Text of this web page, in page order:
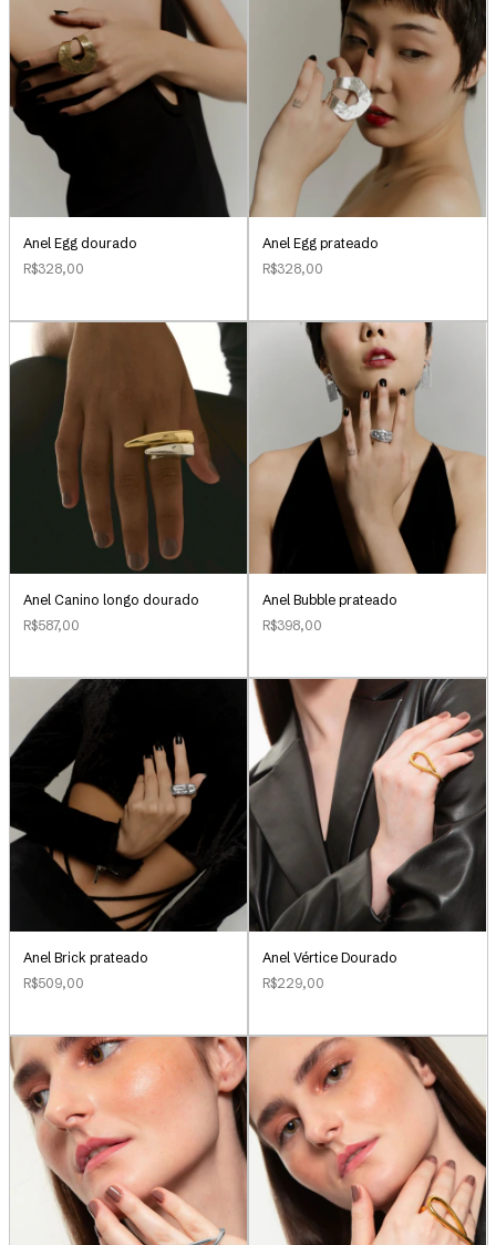
Anel Egg dourado
R$328,00
Anel Egg prateado
R$328,00
Anel Canino longo dourado
R$587,00
Anel Bubble prateado
R$398,00
Anel Brick prateado
R$509,00
Anel Vértice Dourado
R$229,00